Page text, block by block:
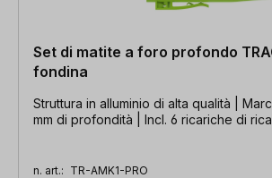
Set di matite a foro profondo
fondina
Struttura in alluminio di alta qualità |
mm di profondità | Incl. 6 ricariche di
n. art.: TR-AMK1-PRO